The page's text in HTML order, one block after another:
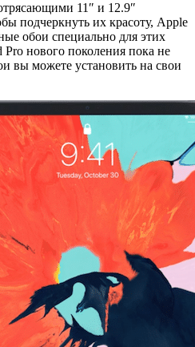
11″ и 12.9″
подчеркнуть их красоту, Apple
обои специально для этих
нового поколения пока не
вы можете установить на свои